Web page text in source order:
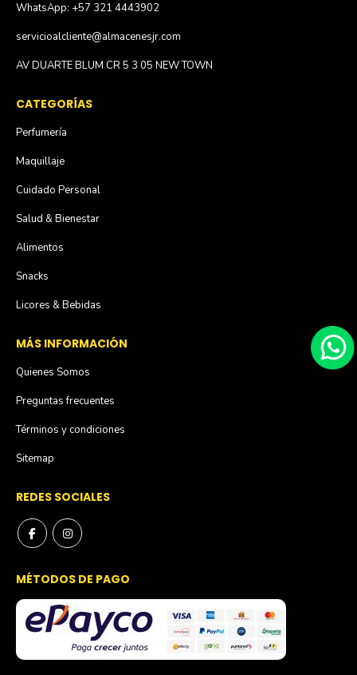
WhatsApp: +57 321 4443902
servicioalcliente@almacenesjr.com
AV DUARTE BLUM CR 5 3 05 NEW TOWN
CATEGORÍAS
Perfumería
Maquillaje
Cuidado Personal
Salud & Bienestar
Alimentos
Snacks
Licores & Bebidas
MÁS INFORMACIÓN
Quienes Somos
Preguntas frecuentes
Términos y condiciones
Sitemap
REDES SOCIALES
MÉTODOS DE PAGO